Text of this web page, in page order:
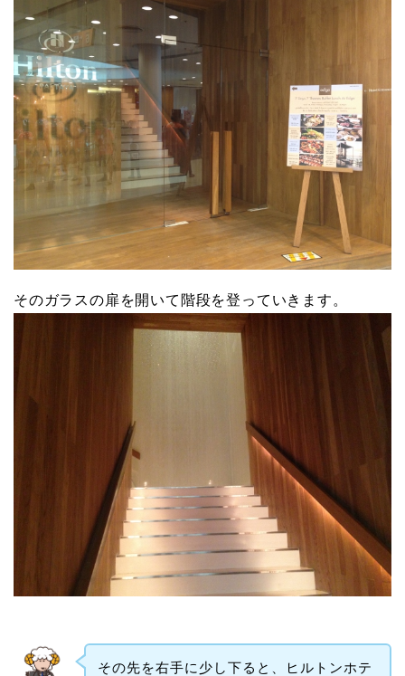
そのガラスの扉を開いて階段を登っていきます。
その先を右手に少し下ると、ヒルトンホテ